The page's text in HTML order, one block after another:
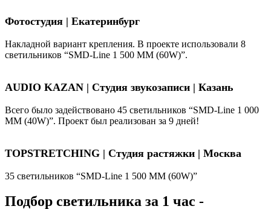
Фотостудия | Екатеринбург
Накладной вариант крепления. В проекте использовали 8
светильников “SMD-Line 1 500 ММ (60W)”.
AUDIO KAZAN | Студия звукозаписи | Казань
Всего было задействовано 45 светильников “SMD-Line 1 000
ММ (40W)”. Проект был реализован за 9 дней!
TOPSTRETCHING | Студия растяжки | Москва
35 светильников “SMD-Line 1 500 ММ (60W)”
Подбор светильника за 1 час -